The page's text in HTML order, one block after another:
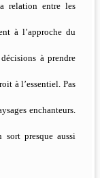
relation entre les
à l’approche du
à prendre
à l’essentiel. Pas
enchanteurs.
presque aussi